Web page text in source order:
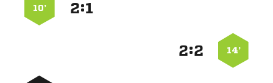
:
10’
14’
: